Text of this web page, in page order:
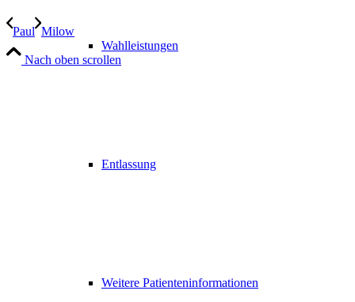
Wahlleistungen
Entlassung
Weitere Patienteninformationen
Paul Milow
Nach oben scrollen